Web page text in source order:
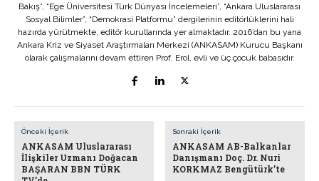
Bakış”, “Ege Üniversitesi Türk Dünyası İncelemeleri”, “Ankara Uluslararası
Sosyal Bilimler”, “Demokrasi Platformu” dergilerinin editörlüklerini hali
hazırda yürütmekte, editör kurullarında yer almaktadır. 2016’dan bu yana
Ankara Kriz ve Siyaset Araştırmaları Merkezi (ANKASAM) Kurucu Başkanı
olarak çalışmalarını devam ettiren Prof. Erol, evli ve üç çocuk babasıdır.
Önceki İçerik
ANKASAM Uluslararası
İlişkiler Uzmanı Doğacan
BAŞARAN BBN TÜRK
Sonraki İçerik
ANKASAM AB-Balkanlar
Danışmanı Doç. Dr. Nuri
KORKMAZ Bengütürk’te